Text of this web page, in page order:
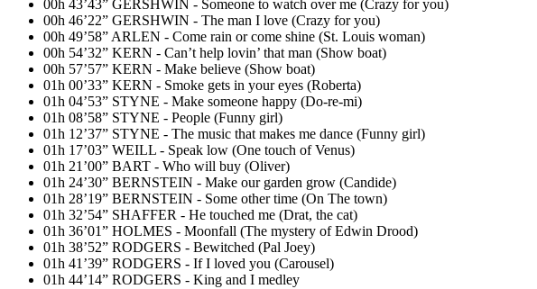
00h 43’43” GERSHWIN - Someone to watch over me (Crazy for you)
00h 46’22” GERSHWIN - The man I love (Crazy for you)
00h 49’58” ARLEN - Come rain or come shine (St. Louis woman)
00h 54’32” KERN - Can’t help lovin’ that man (Show boat)
00h 57’57” KERN - Make believe (Show boat)
01h 00’33” KERN - Smoke gets in your eyes (Roberta)
01h 04’53” STYNE - Make someone happy (Do-re-mi)
01h 08’58” STYNE - People (Funny girl)
01h 12’37” STYNE - The music that makes me dance (Funny girl)
01h 17’03” WEILL - Speak low (One touch of Venus)
01h 21’00” BART - Who will buy (Oliver)
01h 24’30” BERNSTEIN - Make our garden grow (Candide)
01h 28’19” BERNSTEIN - Some other time (On The town)
01h 32’54” SHAFFER - He touched me (Drat, the cat)
01h 36’01” HOLMES - Moonfall (The mystery of Edwin Drood)
01h 38’52” RODGERS - Bewitched (Pal Joey)
01h 41’39” RODGERS - If I loved you (Carousel)
01h 44’14” RODGERS - King and I medley